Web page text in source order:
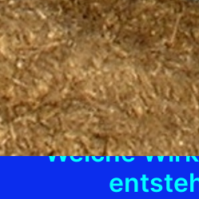
Welche